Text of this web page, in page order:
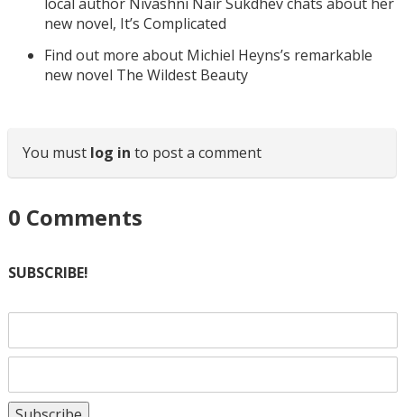
new novel, It’s Complicated
Find out more about Michiel Heyns’s remarkable
new novel The Wildest Beauty
You must log in to post a comment
0 Comments
SUBSCRIBE!